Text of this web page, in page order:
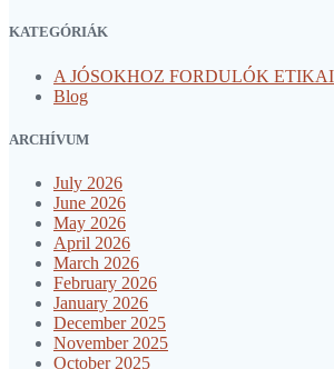
KATEGÓRIÁK
A JÓSOKHOZ FORDULÓK
Blog
ARCHÍVUM
July 2026
June 2026
May 2026
April 2026
March 2026
February 2026
January 2026
December 2025
November 2025
October 2025